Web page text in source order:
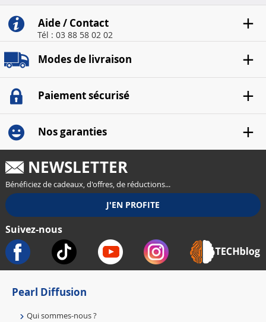
Aide / Contact
Tél : 03 88 58 02 02
Modes de livraison
Paiement sécurisé
Nos garanties
NEWSLETTER
Bénéficiez de cadeaux, d'offres, de réductions...
Suivez-nous
Pearl Diffusion
Qui sommes-nous ?